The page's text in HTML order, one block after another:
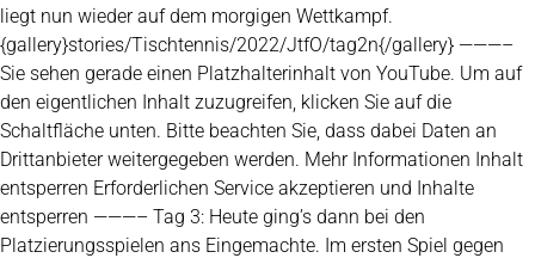
liegt nun wieder auf dem morgigen Wettkampf.
{gallery}stories/Tischtennis/2022/JtfO/tag2n{/gallery} ———–
Sie sehen gerade einen Platzhalterinhalt von YouTube. Um auf
den eigentlichen Inhalt zuzugreifen, klicken Sie auf die
Schaltfläche unten. Bitte beachten Sie, dass dabei Daten an
Drittanbieter weitergegeben werden. Mehr Informationen Inhalt
entsperren Erforderlichen Service akzeptieren und Inhalte
entsperren ———– Tag 3: Heute ging’s dann bei den
Platzierungsspielen ans Eingemachte. Im ersten Spiel gegen